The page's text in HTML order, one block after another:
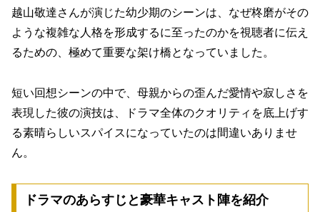
越山敬達さんが演じた幼少期のシーンは、なぜ柊磨がその
ような複雑な人格を形成するに至ったのかを視聴者に伝え
るための、極めて重要な架け橋となっていました。
短い回想シーンの中で、母親からの歪んだ愛情や寂しさを
表現した彼の演技は、ドラマ全体のクオリティを底上げす
る素晴らしいスパイスになっていたのは間違いありませ
ん。
ドラマのあらすじと豪華キャスト陣を紹介